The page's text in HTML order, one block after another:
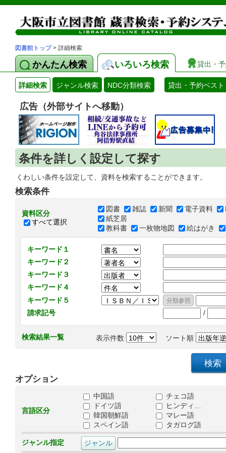
図書館トップ> 詳細検索
かんたん検索 いろいろ検索 貸出・
詳細検索 ジャンル検索 NDC分類検索 貸出・予約ベスト
広告（外部サイトへ移動）
条件を詳しく設定して探す
くわしい条件を設定して、資料を検索することができます。
検索条件
資料区分
すべて選択
図書 雑誌 新聞 電子資料
紙芝居
教科書
一枚物地図 絵はがき
キーワード１
キーワード２
キーワード３
キーワード４
キーワード５
請求記号
/
検索結果一覧 表示件数 ソート順
オプション
言語区分
中国語
チェコ語
ドイツ語
ヒンディ…
韓国朝鮮語
マレー語
スペイン語
タガログ語
ジャンル指定